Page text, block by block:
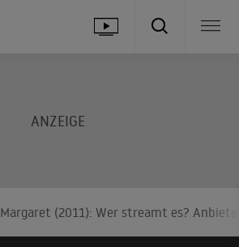
Margaret (2011): Wer streamt es?